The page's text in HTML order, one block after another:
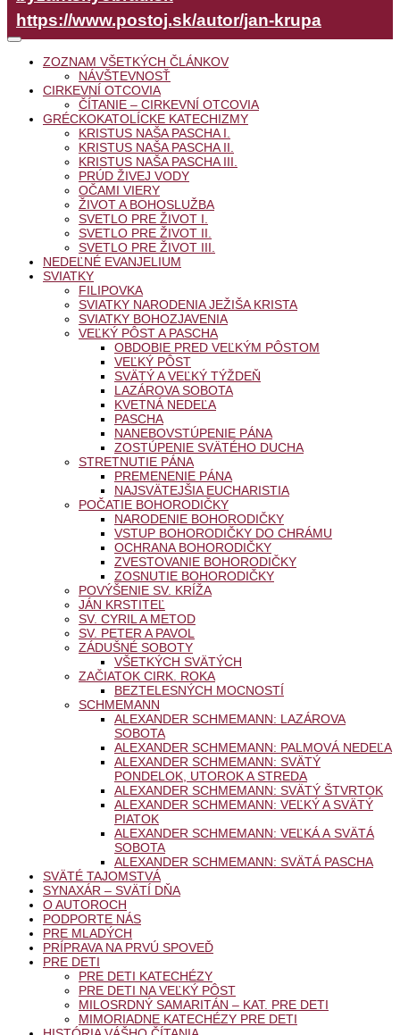
https://www.postoj.sk/autor/jan-krupa
ZOZNAM VŠETKÝCH ČLÁNKOV
NÁVŠTEVNOSŤ
CIRKEVNÍ OTCOVIA
ČÍTANIE – CIRKEVNÍ OTCOVIA
GRÉCKOKATOLÍCKE KATECHIZMY
KRISTUS NAŠA PASCHA I.
KRISTUS NAŠA PASCHA II.
KRISTUS NAŠA PASCHA III.
PRÚD ŽIVEJ VODY
OČAMI VIERY
ŽIVOT A BOHOSLUŽBA
SVETLO PRE ŽIVOT I.
SVETLO PRE ŽIVOT II.
SVETLO PRE ŽIVOT III.
NEDEĽNÉ EVANJELIUM
SVIATKY
FILIPOVKA
SVIATKY NARODENIA JEŽIŠA KRISTA
SVIATKY BOHOZJAVENIA
VEĽKÝ PÔST A PASCHA
OBDOBIE PRED VEĽKÝM PÔSTOM
VEĽKÝ PÔST
SVÄTÝ A VEĽKÝ TÝŽDEŇ
LAZÁROVA SOBOTA
KVETNÁ NEDEĽA
PASCHA
NANEBOVSTÚPENIE PÁNA
ZOSTÚPENIE SVÄTÉHO DUCHA
STRETNUTIE PÁNA
PREMENENIE PÁNA
NAJSVÄTEJŠIA EUCHARISTIA
POČATIE BOHORODIČKY
NARODENIE BOHORODIČKY
VSTUP BOHORODIČKY DO CHRÁMU
OCHRANA BOHORODIČKY
ZVESTOVANIE BOHORODIČKY
ZOSNUTIE BOHORODIČKY
POVÝŠENIE SV. KRÍŽA
JÁN KRSTITEĽ
SV. CYRIL A METOD
SV. PETER A PAVOL
ZÁDUŠNÉ SOBOTY
VŠETKÝCH SVÄTÝCH
ZAČIATOK CIRK. ROKA
BEZTELESNÝCH MOCNOSTÍ
SCHMEMANN
ALEXANDER SCHMEMANN: LAZÁROVA
SOBOTA
ALEXANDER SCHMEMANN: PALMOVÁ NEDEĽA
ALEXANDER SCHMEMANN: SVÄTÝ
PONDELOK, UTOROK A STREDA
ALEXANDER SCHMEMANN: SVÄTÝ ŠTVRTOK
ALEXANDER SCHMEMANN: VEĽKÝ A SVÄTÝ
PIATOK
ALEXANDER SCHMEMANN: VEĽKÁ A SVÄTÁ
SOBOTA
ALEXANDER SCHMEMANN: SVÄTÁ PASCHA
SVÄTÉ TAJOMSTVÁ
SYNAXÁR – SVÄTÍ DŇA
O AUTOROCH
PODPORTE NÁS
PRE MLADÝCH
PRÍPRAVA NA PRVÚ SPOVEĎ
PRE DETI
PRE DETI KATECHÉZY
PRE DETI NA VEĽKÝ PÔST
MILOSRDNÝ SAMARITÁN – KAT. PRE DETI
MIMORIADNE KATECHÉZY PRE DETI